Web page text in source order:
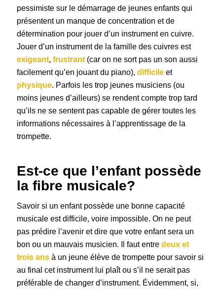
pessimiste sur le démarrage de jeunes enfants qui
présentent un manque de concentration et de
détermination pour jouer d’un instrument en cuivre.
Jouer d’un instrument de la famille des cuivres est
exigeant, frustrant(car on ne sort pas un son aussi
facilement qu’en jouant du piano), difficileet
physique. Parfois les trop jeunes musiciens (ou
moins jeunes d’ailleurs) se rendent compte trop tard
qu’ils ne se sentent pas capable de gérer toutes les
informations nécessaires à l’apprentissage de la
trompette.
Est-ce que l’enfant possède
la fibre musicale?
Savoir si un enfant possède une bonne capacité
musicale est difficile, voire impossible. On ne peut
pas prédire l’avenir et dire que votre enfant sera un
bon ou un mauvais musicien. Il faut entre deux et
trois ansà un jeune élève de trompette pour savoir si
au final cet instrument lui plaît ou s’il ne serait pas
préférable de changer d’instrument. Évidemment, si,